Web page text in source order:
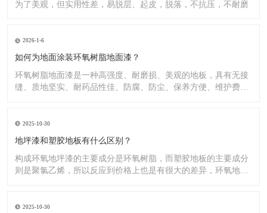
为了美观，但实用性差，易脱层、起皮，脱落，不抗压，不耐磨
2026-1-6
如何为地面涂装环氧树脂地面漆？
环氧树脂地面漆是一种高强度、耐磨损、美观的地板，具有无接
缝、质地坚实、耐药品性佳、防腐、防尘、保养方便、维护费用
2025-10-30
地坪漆和塑胶地板有什么区别？
构成环氧地坪漆的主要成分是环氧树脂，而塑胶地板的主要成分
则是聚氯乙烯，所以反应到价格上也是有很大的差异，环氧地坪
2025-10-30